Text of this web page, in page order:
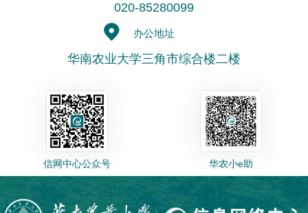
020-85280099
办公地址
华南农业大学三角市综合楼二楼
信网中心公众号 华农小e助